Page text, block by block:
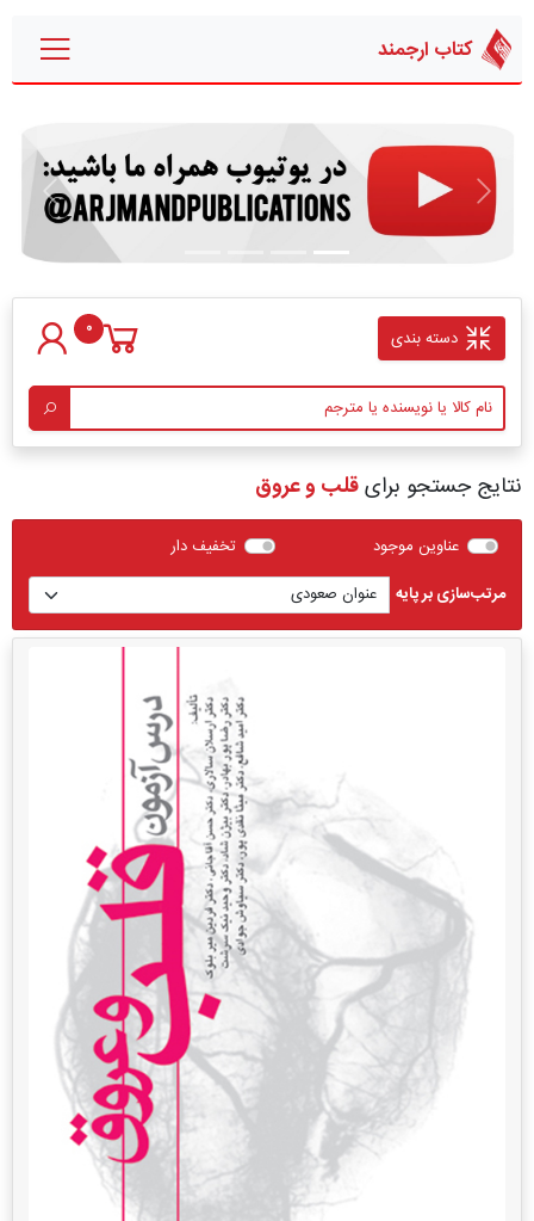
کتاب ارجمند
قبلی بعدی
دسته بندی 0
نتایج جستجو برایقلب و عروق
عناوین موجود
تخفیف دار
مرتب‌سازی بر پایه